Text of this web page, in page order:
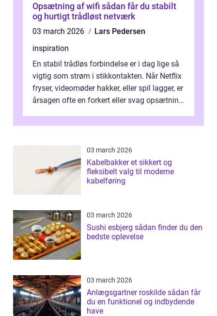
Opsætning af wifi sådan får du stabilt
og hurtigt trådløst netværk
03 march 2026
Lars Pedersen
inspiration
En stabil trådløs forbindelse er i dag lige så
vigtig som strøm i stikkontakten. Når Netflix
fryser, videomøder hakker, eller spil lagger, er
årsagen ofte en forkert eller svag opsætning
03 march 2026
Kabelbakker et sikkert og
fleksibelt valg til moderne
kabelføring
03 march 2026
Sushi esbjerg sådan finder du den
bedste oplevelse
03 march 2026
Anlægsgartner roskilde sådan får
du en funktionel og indbydende
have